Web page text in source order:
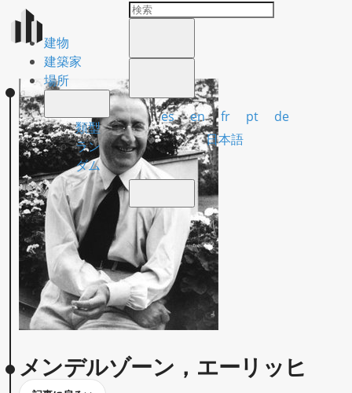
建物
建築家
場所
類型
ラン
ダム
es en fr pt
de
日本語
メンデルゾーン，エーリッヒ